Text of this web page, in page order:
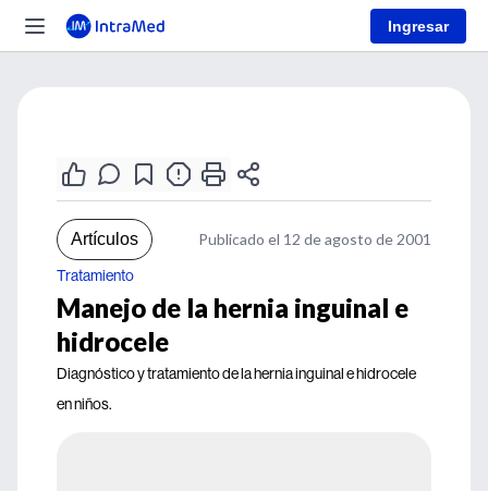
Ingresar
Artículos Publicado el 12 de agosto de 2001
Tratamiento
Manejo de la hernia inguinal e
hidrocele
Diagnóstico y tratamiento de la hernia inguinal e hidrocele
en niños.